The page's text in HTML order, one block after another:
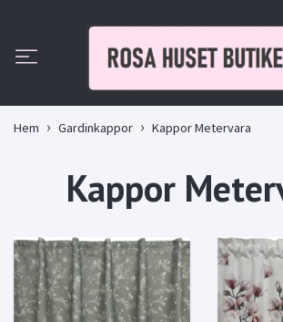
Hem Gardinkappor Kappor Metervara
Kappor